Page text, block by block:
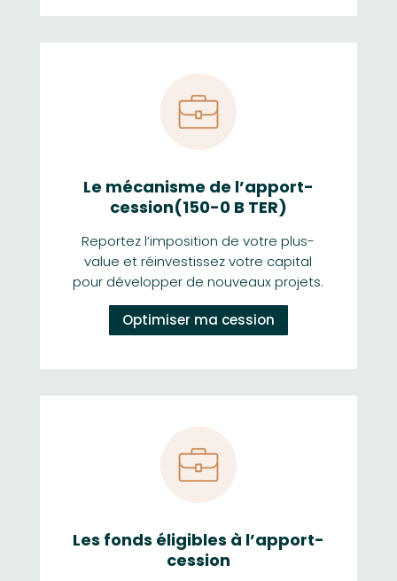
Le mécanisme de l’apport-
cession(150-0 B TER)
Reportez l’imposition de votre plus-
value et réinvestissez votre capital
pour développer de nouveaux projets.
Optimiser ma cession
Les fonds éligibles à l’apport-
cession